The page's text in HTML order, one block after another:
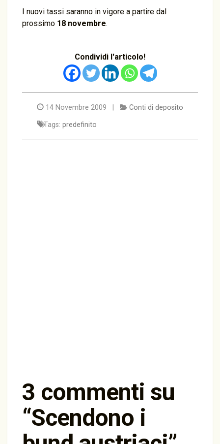
I nuovi tassi saranno in vigore a partire dal
prossimo 18 novembre.
Condividi l'articolo!
14 Novembre 2009 | Conti di deposito
Tags: predefinito
3 commenti su
“Scendono i